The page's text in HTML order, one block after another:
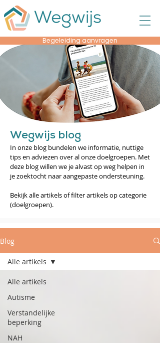
Begeleiding aanvragen
Wegwijs blog
In onze blog bundelen we informatie, nuttige
tips en adviezen over al onze doelgroepen. Met
deze blog willen we je alvast op weg helpen in
je zoektocht naar aangepaste ondersteuning.
Bekijk alle artikels of filter artikels op categorie
(doelgroepen).
Blog
Alle artikels
Autisme
Verstandelijke
beperking
NAH
Alle artikels